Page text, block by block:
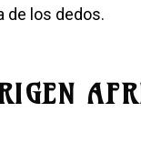
de los dedos.